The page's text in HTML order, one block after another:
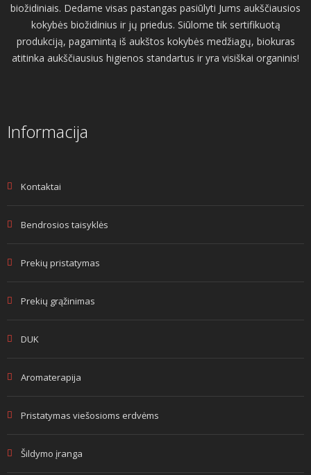
biožidiniais. Dedame visas pastangas pasiūlyti Jums aukščiausios
kokybės biožidinius ir jų priedus. Siūlome tik sertifikuotą
produkciją, pagamintą iš aukštos kokybės medžiagų, biokuras
atitinka aukščiausius higienos standartus ir yra visiškai organinis!
Informacija
Kontaktai
Bendrosios taisyklės
Prekių pristatymas
Prekių grąžinimas
DUK
Aromaterapija
Pristatymas viešosioms erdvėms
Šildymo įranga